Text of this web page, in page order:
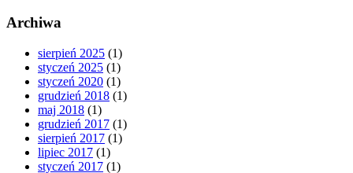
Archiwa
sierpień 2025 (1)
styczeń 2025 (1)
styczeń 2020 (1)
grudzień 2018 (1)
maj 2018 (1)
grudzień 2017 (1)
sierpień 2017 (1)
lipiec 2017 (1)
styczeń 2017 (1)